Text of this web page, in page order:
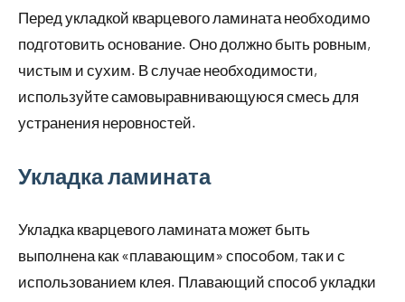
Перед укладкой кварцевого ламината необходимо
подготовить основание. Оно должно быть ровным,
чистым и сухим. В случае необходимости,
используйте самовыравнивающуюся смесь для
устранения неровностей.
Укладка ламината
Укладка кварцевого ламината может быть
выполнена как «плавающим» способом, так и с
использованием клея. Плавающий способ укладки